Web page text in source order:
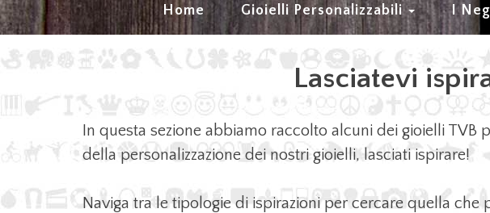
Home Gioielli Personalizzabili I
Lasciatevi
In questa sezione abbiamo raccolto alcuni dei gioielli
della personalizzazione dei nostri gioielli, lasciati ispirare!
Naviga tra le tipologie di ispirazioni per cercare quella che